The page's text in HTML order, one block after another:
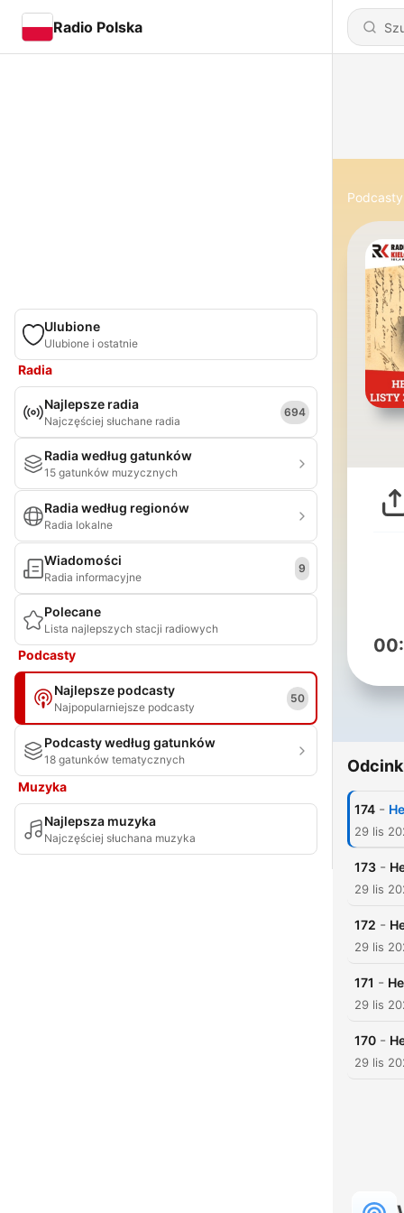
Radio Polska
Ulubione
Ulubione i ostatnie
Radia
Najlepsze radia
Najczęściej słuchane radia
694
Radia według gatunków
15 gatunków muzycznych
Radia według regionów
Radia lokalne
Wiadomości
Radia informacyjne
9
Polecane
Lista najlepszych stacji radiowych
Podcasty
Najlepsze podcasty
Najpopularniejsze podcasty
50
Podcasty według gatunków
18 gatunków tematycznych
Muzyka
Najlepsza muzyka
Najczęściej słuchana muzyka
Podcasty
174 -
29 lis
173 -
29 lis
172 -
29 lis
171 -
29 lis
170 -
29 lis